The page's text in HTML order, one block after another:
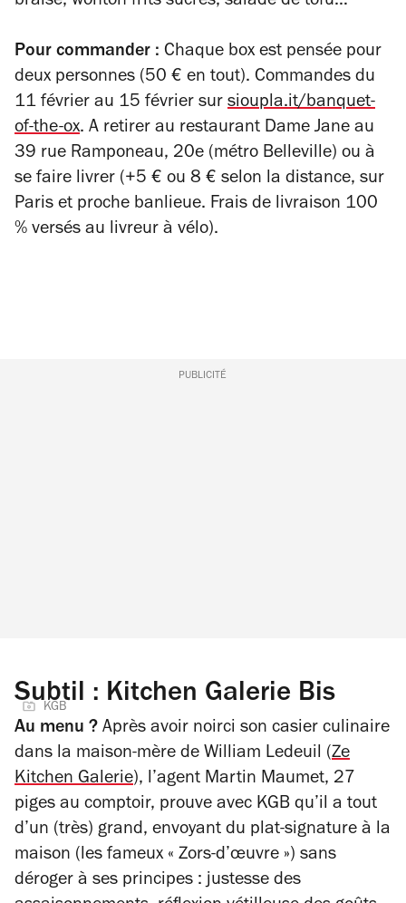
Pour commander : Chaque box est pensée pour
deux personnes (50 € en tout). Commandes du
11 février au 15 février sur sioupla.it/banquet-
of-the-ox. A retirer au restaurant Dame Jane au
39 rue Ramponeau, 20e (métro Belleville) ou à
se faire livrer (+5 € ou 8 € selon la distance, sur
Paris et proche banlieue. Frais de livraison 100
% versés au livreur à vélo).
PUBLICITÉ
Subtil : Kitchen Galerie Bis
KGB
Au menu ? Après avoir noirci son casier culinaire
dans la maison-mère de William Ledeuil (Ze
Kitchen Galerie), l’agent Martin Maumet, 27
piges au comptoir, prouve avec KGB qu’il a tout
d’un (très) grand, envoyant du plat-signature à la
maison (les fameux « Zors-d’œuvre ») sans
déroger à ses principes : justesse des